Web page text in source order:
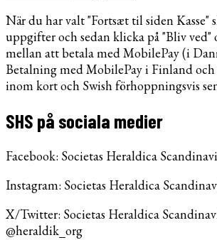
När du har valt "Fortsæt til siden Kasse"
uppgifter och sedan klicka på "Bliv ved"
mellan att betala med MobilePay (i
Betalning med MobilePay i Finland
inom kort och Swish förhoppningsvis
SHS på sociala medier
Facebook: Societas Heraldica
Instagram: Societas Heraldica
X/Twitter: Societas Heraldica
@heraldik_org